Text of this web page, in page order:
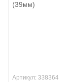
Артикул: 338364